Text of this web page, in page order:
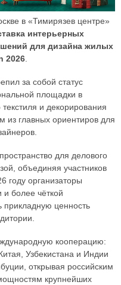
в «Тимирязев центре»
интерьерных
для дизайна жилых
2026.
за собой статус
площадки в
и декорирования
главных ориентиров для
для делового
объединяя участников
году организаторы
более чёткой
прикладную ценность
кооперацию:
Узбекистана и Индии
открывая российским
крупнейших